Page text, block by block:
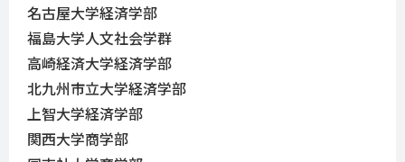
名古屋大学経済学部
福島大学人文社会学群
高崎経済大学経済学部
北九州市立大学経済学部
上智大学経済学部
関西大学商学部